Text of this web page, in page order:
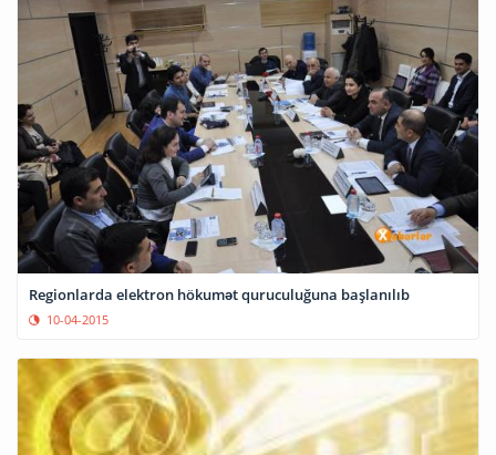
Regionlarda elektron hökumət quruculuğuna başlanılıb
10-04-2015